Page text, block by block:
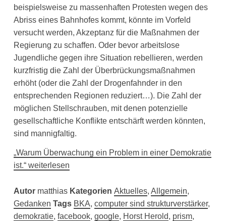
beispielsweise zu massenhaften Protesten wegen des
Abriss eines Bahnhofes kommt, könnte im Vorfeld
versucht werden, Akzeptanz für die Maßnahmen der
Regierung zu schaffen. Oder bevor arbeitslose
Jugendliche gegen ihre Situation rebellieren, werden
kurzfristig die Zahl der Überbrückungsmaßnahmen
erhöht (oder die Zahl der Drogenfahnder in den
entsprechenden Regionen reduziert…). Die Zahl der
möglichen Stellschrauben, mit denen potenzielle
gesellschaftliche Konflikte entschärft werden könnten,
sind mannigfaltig.
„Warum Überwachung ein Problem in einer Demokratie
ist.“ weiterlesen
Autor matthias Kategorien Aktuelles, Allgemein,
Gedanken Tags BKA, computer sind strukturverstärker,
demokratie, facebook, google, Horst Herold, prism,